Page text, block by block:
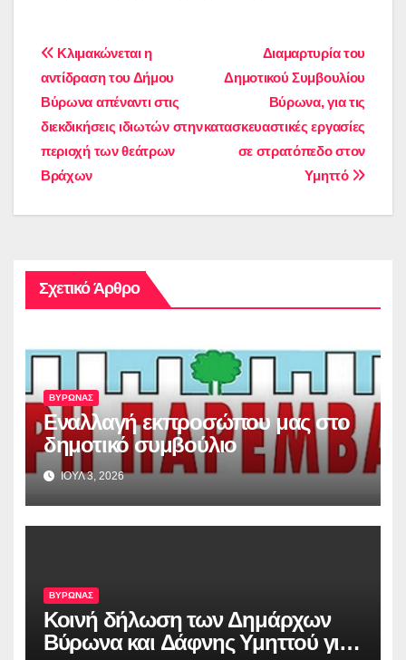
Πλοήγηση
άρθρων
Διαμαρτυρία του
Δημοτικού Συμβουλίου
Βύρωνα, για τις
κατασκευαστικές εργασίες
σε στρατόπεδο στον
Υμηττό
Κλιμακώνεται η
αντίδραση του Δήμου
Βύρωνα απέναντι στις
διεκδικήσεις ιδιωτών στην
περιοχή των θεάτρων
Βράχων
Σχετικό Άρθρο
ΒΥΡΩΝΑΣ
Εναλλαγή εκπροσώπου μας στο
δημοτικό συμβούλιο
ΙΟΥΛ 3, 2026
ΒΥΡΩΝΑΣ
Κοινή δήλωση των Δημάρχων
Βύρωνα και Δάφνης Υμηττού για